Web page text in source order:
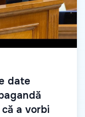
date
a vorbi